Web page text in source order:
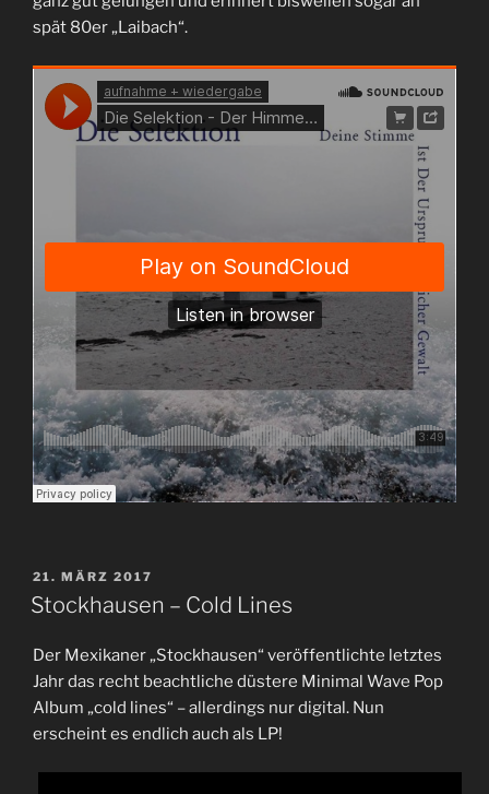
spät 80er „Laibach“.
VERÖFFENTLICHT
AM
21. MÄRZ 2017
Stockhausen – Cold Lines
Der Mexikaner „Stockhausen“ veröffentlichte letztes
Jahr das recht beachtliche düstere Minimal Wave Pop
Album „cold lines“ – allerdings nur digital. Nun
erscheint es endlich auch als LP!